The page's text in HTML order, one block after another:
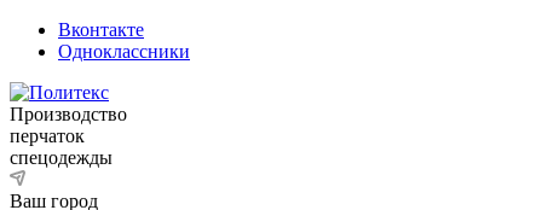
Вконтакте
Одноклассники
Производство
перчаток
спецодежды
Ваш город